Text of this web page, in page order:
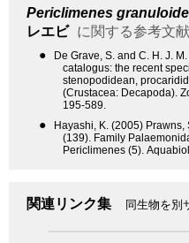
Periclimenes
レエビ に関する参考文献
●
De Grave, S. and C. H. J.
catalogus: the recent
stenopodidean,
(Crustacea: Decapoda).
195-589.
●
Hayashi, K. (2005)
(139). Family
Periclimenes (5).
関連リンク集 同生物を別